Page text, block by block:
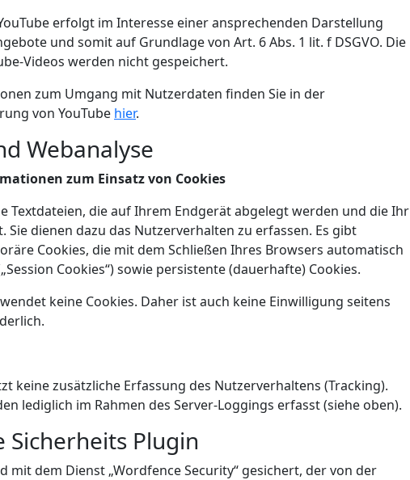
erfolgt im Interesse einer ansprechenden Darstellung
und somit auf Grundlage von Art. 6 Abs. 1 lit. f DSGVO. Die
Videos werden nicht gespeichert.
zum Umgang mit Nutzerdaten finden Sie in der
von YouTube hier.
Webanalyse
zum Einsatz von Cookies
Textdateien, die auf Ihrem Endgerät abgelegt werden und die Ihr
Sie dienen dazu das Nutzerverhalten zu erfassen. Es gibt
Cookies, die mit dem Schließen Ihres Browsers automatisch
Cookies“) sowie persistente (dauerhafte) Cookies.
keine Cookies. Daher ist auch keine Einwilligung seitens
keine zusätzliche Erfassung des Nutzerverhaltens (Tracking).
lediglich im Rahmen des Server-Loggings erfasst (siehe oben).
Sicherheits Plugin
mit dem Dienst „Wordfence Security“ gesichert, der von der